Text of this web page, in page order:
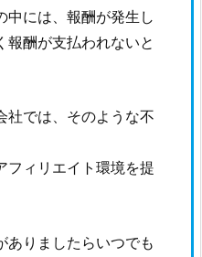
中には、報酬が発生し
報酬が支払われないと
社では、そのような不
フィリエイト環境を提
ありましたらいつでも